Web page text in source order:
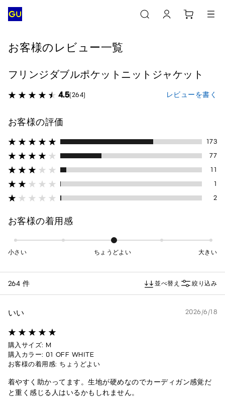
お客様のレビュー一覧
フリンジダブルポケットニットジャケット
4.5(264) レビューを書く
お客様の評価
173
77
11
1
2
お客様の着用感
小さい ちょうどよい 大きい
264 件 並べ替え 絞り込み
いい 2026/6/18
購入サイズ: M
購入カラー: 01 OFF WHITE
お客様の着用感: ちょうどよい
着やすく助かってます。生地が硬めなのでカーディガン感覚だ
と重く感じる人はいるかもしれません。